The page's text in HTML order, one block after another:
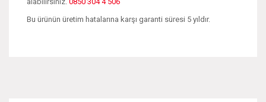
Bu ürünün üretim hatalarına karşı garanti süresi 5 yıldır.